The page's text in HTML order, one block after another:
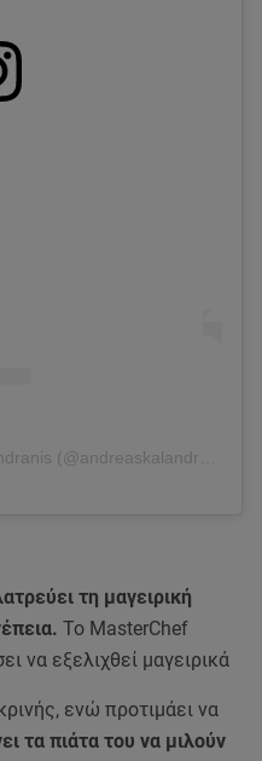
τη μαγειρική
Το MasterChef
να εξελιχθεί μαγειρικά
ενώ προτιμάει να
τα πιάτα του να μιλούν